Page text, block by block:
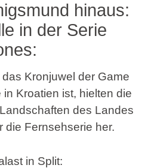
hinaus:
in der Serie
Kronjuwel der Game
Kroatien ist, hielten die
des Landes
die Fernsehserie her.
in Split: